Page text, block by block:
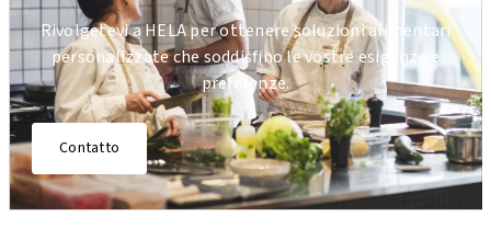
Rivolgetevi a HELA per ottenere soluzioni alimentari
personalizzate che soddisfino le vostre esigenze e
preferenze.
Contatto